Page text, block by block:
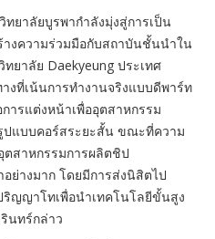
ยาลัยบูรพากำลังมุ่งสู่การเป็น
งความร่วมมือกับสถาบันชั้นนำใน
ยาลัย Daekyeung ประเทศ
งที่เน้นการทำงานจริงแบบดีพาร์ท
ารแต่งหน้าเพื่ออุตสาหกรรม
แบบคอร์สระยะสั้น ขณะที่ความ
ตสาหกรรมการผลิตชิป
ย่างมาก โดยมีการส่งนิสิตไป
ญญาโทเพื่อนำเทคโนโลยีขั้นสูง
นทร์กล่าว